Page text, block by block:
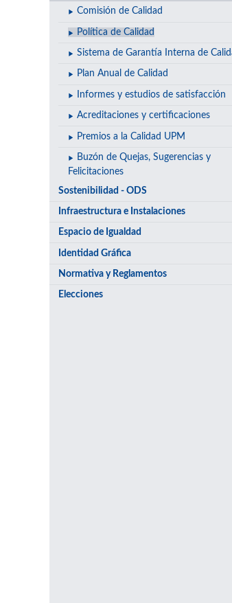
Comisión de Calidad
Política de Calidad
Sistema de Garantía Interna de
Plan Anual de Calidad
Informes y estudios de satisfacción
Acreditaciones y certificaciones
Premios a la Calidad UPM
Buzón de Quejas, Sugerencias y
Felicitaciones
Sostenibilidad - ODS
Infraestructura e Instalaciones
Espacio de Igualdad
Identidad Gráfica
Normativa y Reglamentos
Elecciones